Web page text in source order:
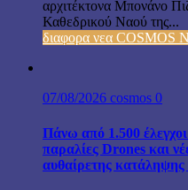
αρχιτέκτονα Μπονάνο
Καθεδρικού Ναού της...
διαφορα νεα COSMOS
07/08/2026 cosmos 0
Πάνω από 1.500
παραλίες Drones και
αυθαίρετης κατάληψης